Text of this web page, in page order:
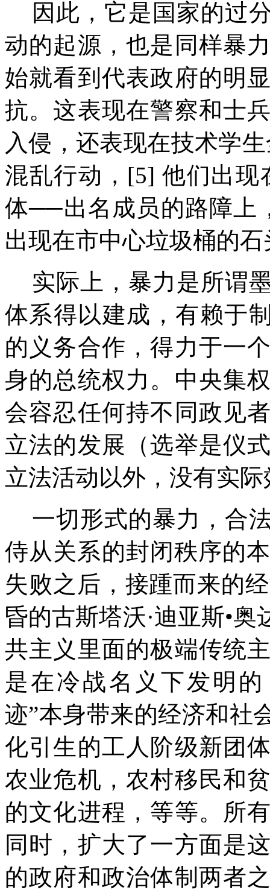
因此，它是国家的过
动的起源，也是同样暴
始就看到代表政府的明
抗。这表现在警察和士
入侵，还表现在技术学
混乱行动， [5] 他们出现
体──出名成员的路障上
出现在市中心垃圾桶的石
实际上，暴力是所谓
体系得以建成，有赖于
的义务合作，得力于一
身的总统权力。中央集
会容忍任何持不同政见
立法的发展（选举是仪
立法活动以外，没有实
一切形式的暴力，合
侍从关系的封闭秩序的
失败之后，接踵而来的
昏的古斯塔沃·迪亚斯•
共主义里面的极端传统
是在冷战名义下发明
迹”本身带来的经济和社
化引生的工人阶级新团
农业危机，农村移民和
的文化进程，等等。所
同时，扩大了一方面是
的政府和政治体制两者